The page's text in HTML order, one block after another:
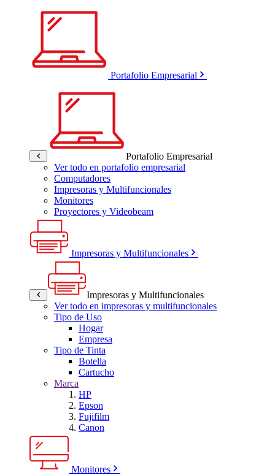
Portafolio Empresarial
Portafolio Empresarial
Ver todo en portafolio empresarial
Computadores
Impresoras y Multifuncionales
Monitores
Proyectores y Videobeam
Impresoras y Multifuncionales
Impresoras y Multifuncionales
Ver todo en impresoras y multifuncionales
Tipo de Uso
Hogar
Empresa
Tipo de Tinta
Botella
Cartucho
Marca
HP
Epson
Fujifilm
Canon
Monitores